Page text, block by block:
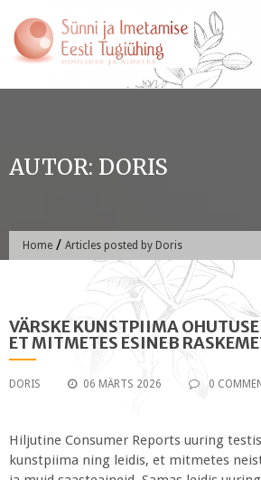
content
AUTOR: DORIS
Home / Articles posted by Doris
VÄRSKE KUNSTPIIMA
ET MITMETES ESINEB
DORIS 06 MÄRTS 2026 0
Hiljutine Consumer Reports uuring
kunstpiima ning leidis, et mitmetes